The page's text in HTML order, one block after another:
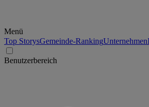
Menü
Top StorysGemeinde-RankingUnternehmen
Benutzerbereich